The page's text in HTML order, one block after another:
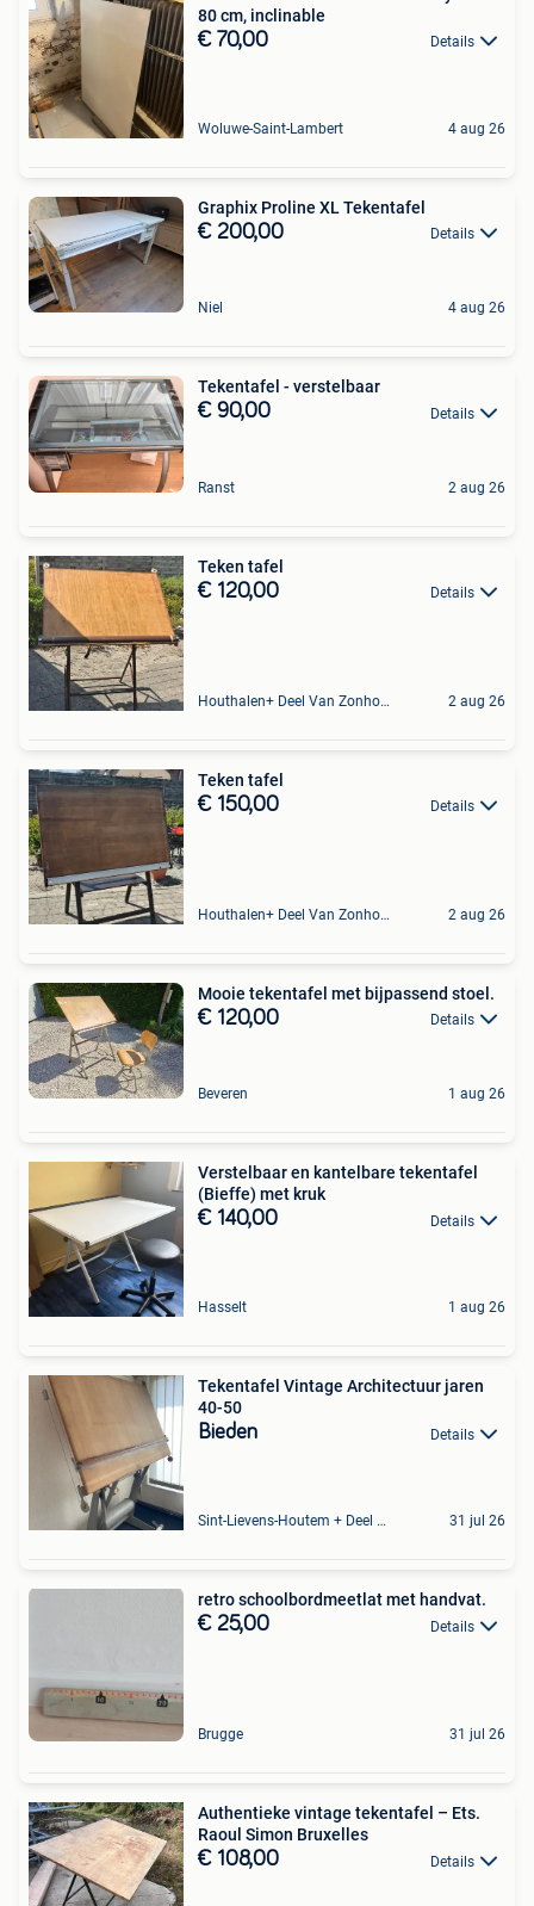
80 cm, inclinable
€ 70,00 Details
Woluwe-Saint-Lambert 4 aug 26
Graphix Proline XL Tekentafel
€ 200,00 Details
Niel 4 aug 26
Tekentafel - verstelbaar
€ 90,00 Details
Ranst 2 aug 26
Teken tafel
€ 120,00 Details
Houthalen+ Deel Van Zonhoven En Zolder 2 aug 26
Teken tafel
€ 150,00 Details
Houthalen+ Deel Van Zonhoven En Zolder 2 aug 26
Mooie tekentafel met bijpassend stoel.
€ 120,00 Details
Beveren 1 aug 26
Verstelbaar en kantelbare tekentafel
(Bieffe) met kruk
€ 140,00 Details
Hasselt 1 aug 26
Tekentafel Vintage Architectuur jaren
40-50
Bieden Details
Sint-Lievens-Houtem + Deel Oombergen 31 jul 26
retro schoolbordmeetlat met handvat.
€ 25,00 Details
Brugge 31 jul 26
Authentieke vintage tekentafel – Ets.
Raoul Simon Bruxelles
€ 108,00 Details